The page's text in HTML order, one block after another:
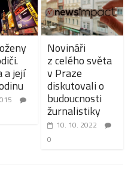
a její
Novináři
z celého světa
v Praze
diskutovali o
budoucnosti
žurnalistiky
10. 10. 2022
0